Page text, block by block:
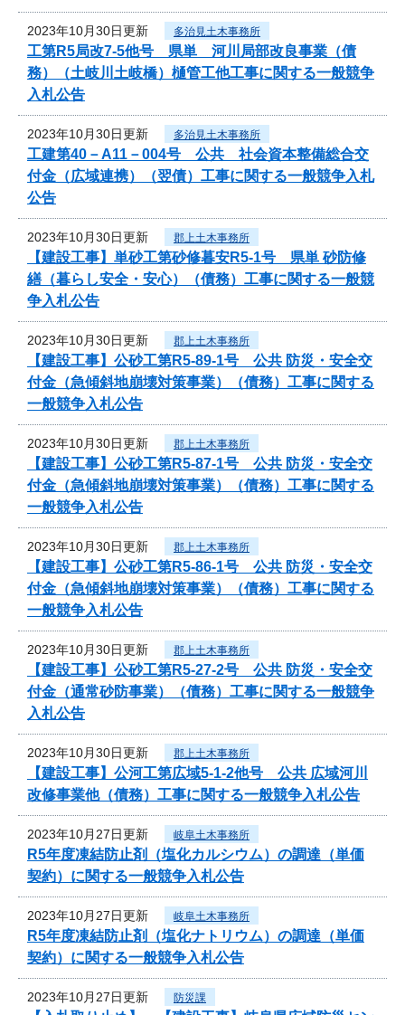
2023年10月30日更新 多治見土木事務所
工第R5局改7-5他号 県単 河川局部改良事業（債
務）（土岐川土岐橋）樋管工他工事に関する一般競争
入札公告
2023年10月30日更新 多治見土木事務所
工建第40－A11－004号 公共 社会資本整備総合交
付金（広域連携）（翌債）工事に関する一般競争入札
公告
2023年10月30日更新 郡上土木事務所
【建設工事】単砂工第砂修暮安R5-1号 県単 砂防修
繕（暮らし安全・安心）（債務）工事に関する一般競
争入札公告
2023年10月30日更新 郡上土木事務所
【建設工事】公砂工第R5-89-1号 公共 防災・安全交
付金（急傾斜地崩壊対策事業）（債務）工事に関する
一般競争入札公告
2023年10月30日更新 郡上土木事務所
【建設工事】公砂工第R5-87-1号 公共 防災・安全交
付金（急傾斜地崩壊対策事業）（債務）工事に関する
一般競争入札公告
2023年10月30日更新 郡上土木事務所
【建設工事】公砂工第R5-86-1号 公共 防災・安全交
付金（急傾斜地崩壊対策事業）（債務）工事に関する
一般競争入札公告
2023年10月30日更新 郡上土木事務所
【建設工事】公砂工第R5-27-2号 公共 防災・安全交
付金（通常砂防事業）（債務）工事に関する一般競争
入札公告
2023年10月30日更新 郡上土木事務所
【建設工事】公河工第広域5-1-2他号 公共 広域河川
改修事業他（債務）工事に関する一般競争入札公告
2023年10月27日更新 岐阜土木事務所
R5年度凍結防止剤（塩化カルシウム）の調達（単価
契約）に関する一般競争入札公告
2023年10月27日更新 岐阜土木事務所
R5年度凍結防止剤（塩化ナトリウム）の調達（単価
契約）に関する一般競争入札公告
2023年10月27日更新 防災課